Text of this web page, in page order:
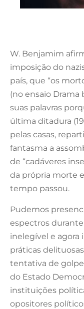
W. Benjamim
imposição do
país, que “os
(no ensaio Drama
suas palavras
última ditadura
pelas casas,
fantasma a
de “cadáveres
da própria morte
tempo passou.
Pudemos
espectros
inelegível e
práticas
tentativa de
do Estado
instituições
opositores